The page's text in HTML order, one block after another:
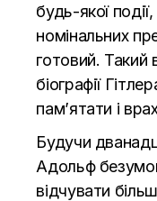
будь-якої
номінальних
готовий.
біографії
пам’ятати і
Будучи
Адольф
відчувати